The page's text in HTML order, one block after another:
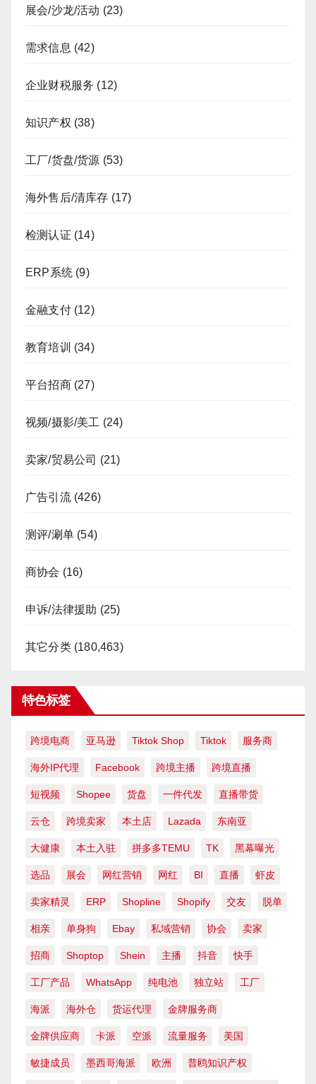
展会/沙龙/活动 (23)
需求信息 (42)
企业财税服务 (12)
知识产权 (38)
工厂/货盘/货源 (53)
海外售后/清库存 (17)
检测认证 (14)
ERP系统 (9)
金融支付(12)
教育培训 (34)
平台招商(27)
视频/摄影/美工 (24)
卖家/贸易公司 (21)
广告引流(426)
测评/涮单 (54)
商协会 (16)
申诉/法律援助 (25)
其它分类(180,463)
特色标签
跨境电商 亚马逊 Tiktok Shop Tiktok 服务商
海外IP代理 Facebook 跨境主播 跨境直播
短视频 Shopee 货盘 一件代发 直播带货
云仓 跨境卖家 本土店 Lazada 东南亚
大健康 本土入驻 拼多多TEMU TK 黑幕曝光
选品 展会 网红营销 网红 BI 直播 虾皮
卖家精灵 ERP Shopline Shopify 交友 脱单
相亲 单身狗 Ebay 私域营销 协会 卖家
招商 Shoptop Shein 主播 抖音 快手
工厂产品 WhatsApp 纯电池 独立站 工厂
海派 海外仓 货运代理 金牌服务商
金牌供应商 卡派 空派 流量服务 美国
敏捷成员 墨西哥海派 欧洲 普鸥知识产权